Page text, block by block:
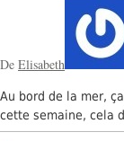
De Elisabeth
Au bord de la mer,
cette semaine, cela